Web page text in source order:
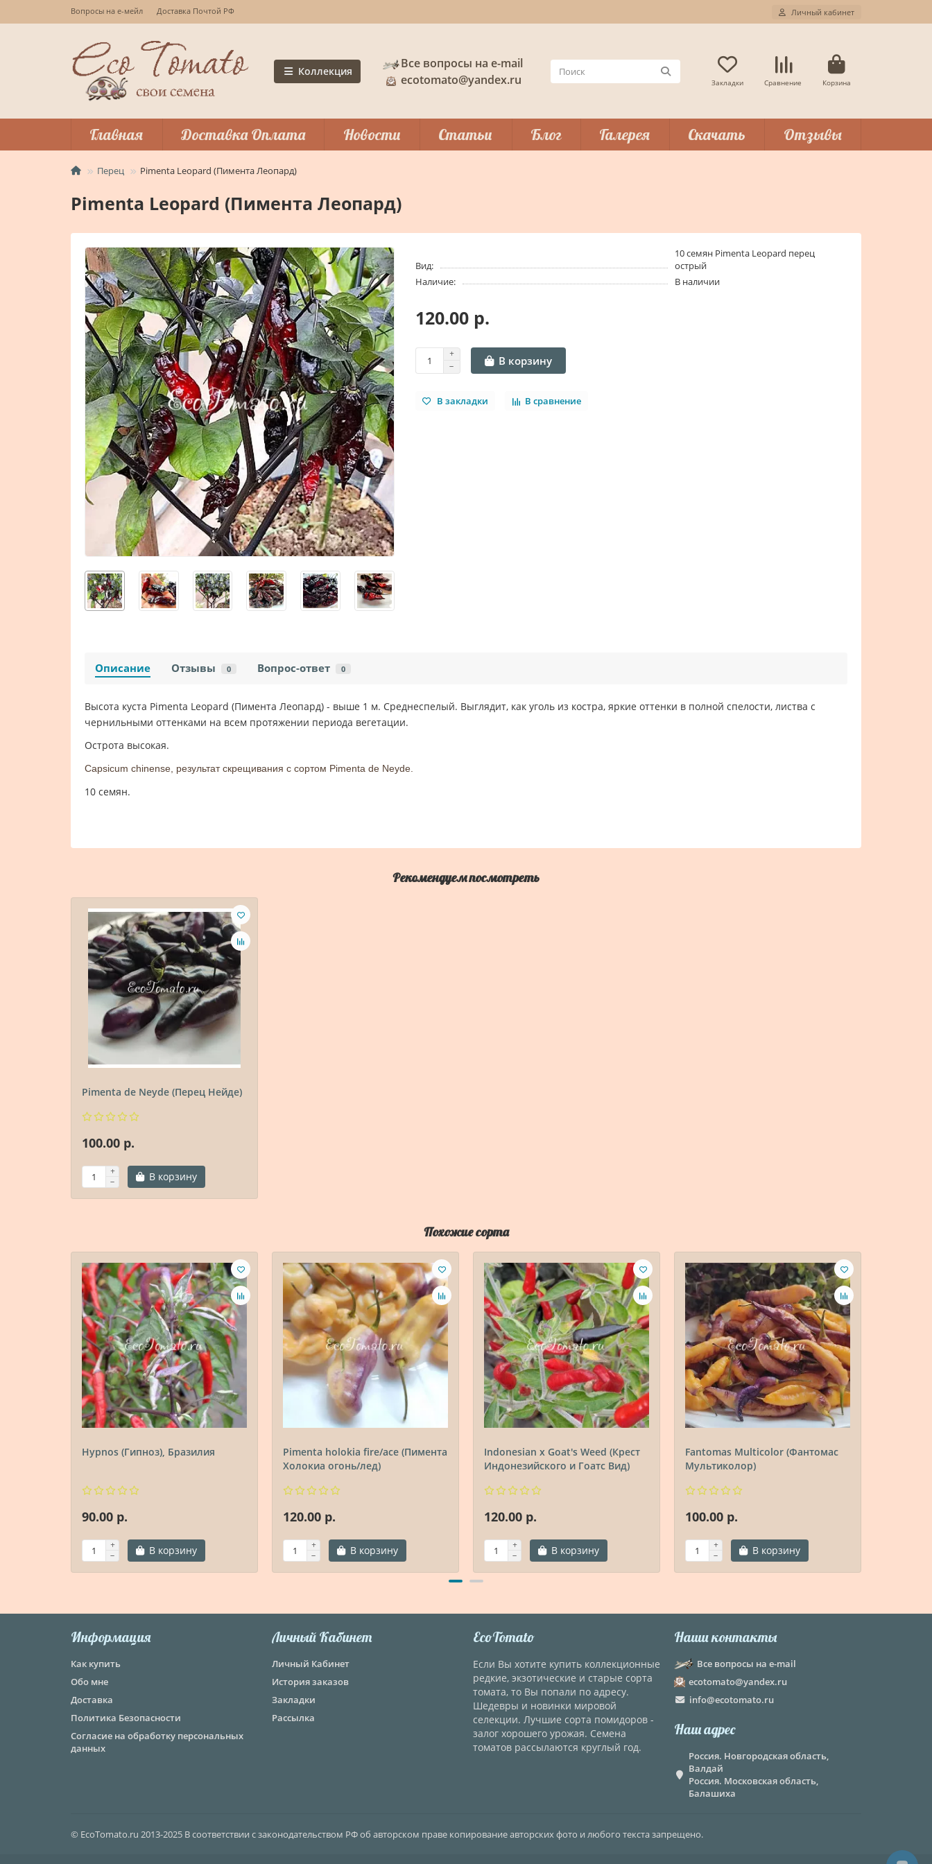
Вопросы на е-мейл Доставка Почтой РФ Личный кабинет
Коллекция
Все вопросы на e-mail
ecotomato@yandex.ru
Закладки Сравнение Корзина
Главная Доставка Оплата Новости Статьи Блог Галерея Скачать Отзывы
Перец Pimenta Leopard (Пимента Леопард)
Pimenta Leopard (Пимента Леопард)
Вид:
10 семян Pimenta Leopard перец
острый
Наличие:
В наличии
120.00 р.
В корзину
В закладки В сравнение
Описание Отзывы 0 Вопрос-ответ 0
Высота куста Pimenta Leopard (Пимента Леопард) - выше 1 м. Среднеспелый. Выглядит, как уголь из костра, яркие оттенки в полной спелости, листва с
чернильными оттенками на всем протяжении периода вегетации.
Острота высокая.
Capsicum chinense, результат скрещивания с сортом Pimenta de Neyde.
10 семян.
Рекомендуем посмотреть
Pimenta de Neyde (Перец Нейде)
100.00 р.
В корзину
Похожие сорта
Hypnos (Гипноз), Бразилия
90.00 р.
В корзину
Pimenta holokia fire/ace (Пимента
Холокиа огонь/лед)
120.00 р.
В корзину
Indonesian x Goat's Weed (Крест
Индонезийского и Гоатс Вид)
120.00 р.
В корзину
Fantomas Multicolor (Фантомас
Мультиколор)
100.00 р.
В корзину
Информация
Как купить
Обо мне
Доставка
Политика Безопасности
Согласие на обработку персональных
данных
Личный Кабинет
Личный Кабинет
История заказов
Закладки
Рассылка
EcoTomato
Если Вы хотите купить коллекционные
редкие, экзотические и старые сорта
томата, то Вы попали по адресу.
Шедевры и новинки мировой
селекции. Лучшие сорта помидоров -
залог хорошего урожая. Семена
томатов рассылаются круглый год.
Наши контакты
Все вопросы на e-mail
ecotomato@yandex.ru
info@ecotomato.ru
Наш адрес
Россия. Новгородская область,
Валдай
Россия. Московская область,
Балашиха
© EcoTomato.ru 2013-2025 В соответствии с законодательством РФ об авторском праве копирование авторских фото и любого текста запрещено.